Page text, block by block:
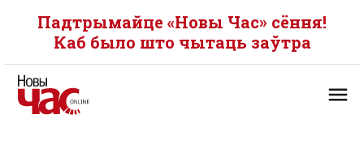
Падтрымайце «Новы Час» сёння!
Каб было што чытаць заўтра